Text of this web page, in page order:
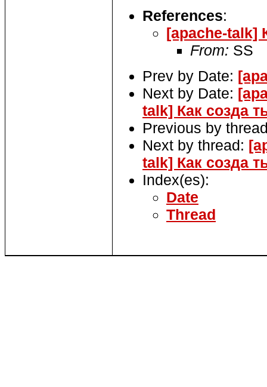
References:
[apache-talk]
From: SS
Prev by Date:
Next by Date:
talk] Как созда
Previous by
Next by thread:
talk] Как созда
Index(es):
Date
Thread